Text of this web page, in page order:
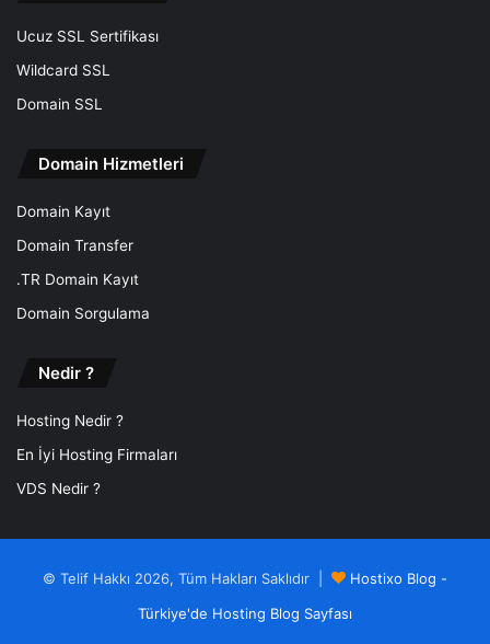
Ucuz SSL Sertifikası
Wildcard SSL
Domain SSL
Domain Hizmetleri
Domain Kayıt
Domain Transfer
.TR Domain Kayıt
Domain Sorgulama
Nedir ?
Hosting Nedir ?
En İyi Hosting Firmaları
VDS Nedir ?
© Telif Hakkı 2026, Tüm Hakları Saklıdır |
Hostixo Blog -
Türkiye'de Hosting Blog Sayfası